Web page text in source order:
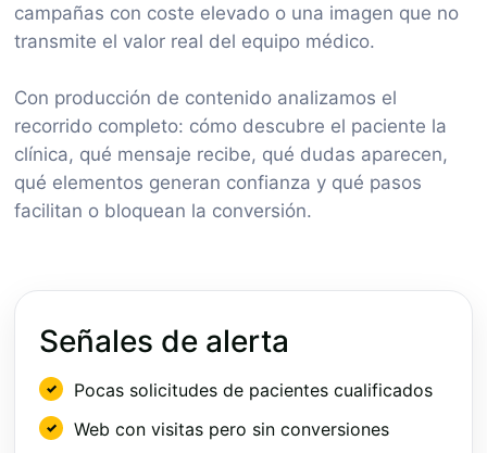
campañas con coste elevado o una imagen que no
transmite el valor real del equipo médico.
Con producción de contenido analizamos el
recorrido completo: cómo descubre el paciente la
clínica, qué mensaje recibe, qué dudas aparecen,
qué elementos generan confianza y qué pasos
facilitan o bloquean la conversión.
Señales de alerta
Pocas solicitudes de pacientes cualificados
Web con visitas pero sin conversiones